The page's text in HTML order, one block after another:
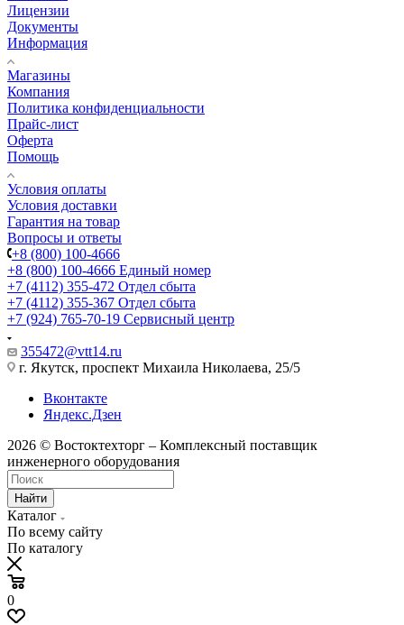
Лицензии
Документы
Информация
Магазины
Компания
Политика конфиденциальности
Прайс-лист
Оферта
Помощь
Условия оплаты
Условия доставки
Гарантия на товар
Вопросы и ответы
+8 (800) 100-4666
+8 (800) 100-4666 Единый номер
+7 (4112) 355-472 Отдел сбыта
+7 (4112) 355-367 Отдел сбыта
+7 (924) 765-70-19 Сервисный центр
355472@vtt14.ru
г. Якутск, проспект Михаила Николаева, 25/5
Вконтакте
Яндекс.Дзен
2026 © Востоктехторг – Комплексный поставщик
инженерного оборудования
Найти
Каталог
По всему сайту
По каталогу
0